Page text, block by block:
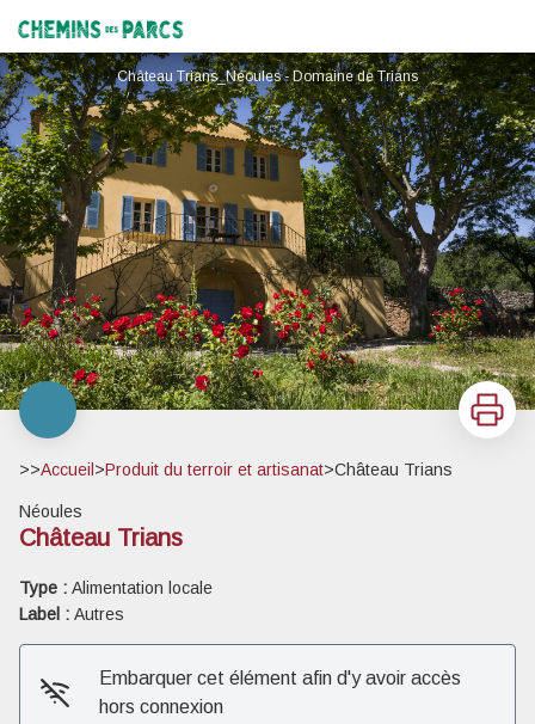
Chemins des Parcs
Château Trians_Néoules - Domaine de Trians
Imprimer
>>Accueil >Produit du terroir et artisanat>Château Trians
Néoules
Château Trians
Type : Alimentation locale
Label : Autres
Embarquer cet élément afin d'y avoir accès
hors connexion